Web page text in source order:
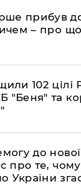
прибув
– про що
102 цілі
"Беня" та
до
про те, чому
України